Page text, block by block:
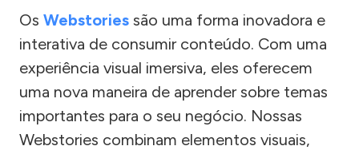
Os Webstories são uma forma inovadora e
interativa de consumir conteúdo. Com uma
experiência visual imersiva, eles oferecem
uma nova maneira de aprender sobre temas
importantes para o seu negócio. Nossas
Webstories combinam elementos visuais,